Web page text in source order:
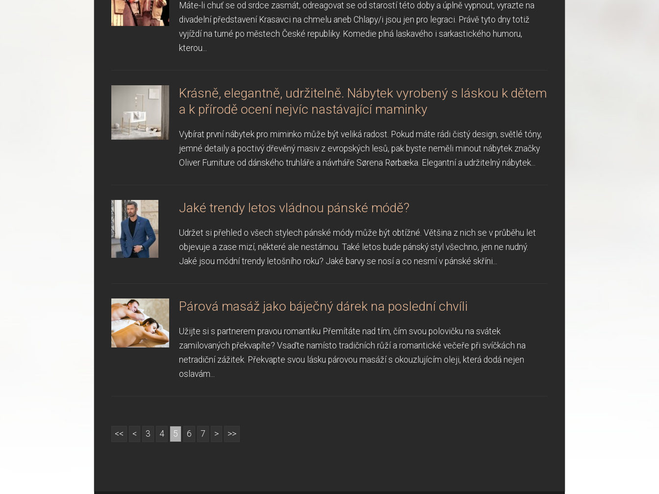
Máte-li chuť se od srdce zasmát, odreagovat se od starostí této doby a úplně vypnout, vyrazte na
divadelní představení Krasavci na chmelu aneb Chlapy/i jsou jen pro legraci. Právě tyto dny totiž
vyjíždí na turné po městech České republiky. Komedie plná laskavého i sarkastického humoru,
kterou...
Krásně, elegantně, udržitelně. Nábytek vyrobený s láskou k dětem
a k přírodě ocení nejvíc nastávající maminky
Vybírat první nábytek pro miminko může být veliká radost. Pokud máte rádi čistý design, světlé tóny,
jemné detaily a poctivý dřevěný masiv z evropských lesů, pak byste neměli minout nábytek značky
Oliver Furniture od dánského truhláře a návrháře Sørena Rørbæka. Elegantní a udržitelný nábytek...
Jaké trendy letos vládnou pánské módě?
Udržet si přehled o všech stylech pánské módy může být obtížné. Většina z nich se v průběhu let
objevuje a zase mizí, některé ale nestárnou. Také letos bude pánský styl všechno, jen ne nudný.
Jaké jsou módní trendy letošního roku? Jaké barvy se nosí a co nesmí v pánské skříni...
Párová masáž jako báječný dárek na poslední chvíli
Užijte si s partnerem pravou romantiku Přemítáte nad tím, čím svou polovičku na svátek
zamilovaných překvapíte? Vsaďte namísto tradičních růží a romantické večeře při svíčkách na
netradiční zážitek. Překvapte svou lásku párovou masáží s okouzlujícím oleji, která dodá nejen
oslavám...
<< < 3 4 5 6 7 > >>